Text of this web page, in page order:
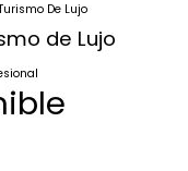
De Lujo
de Lujo